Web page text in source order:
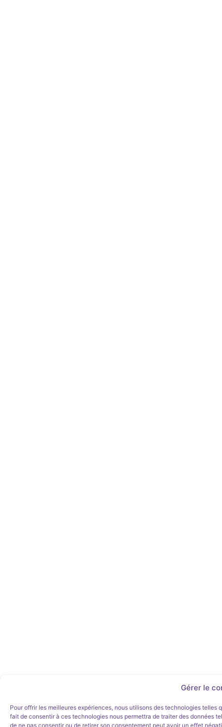
Gérer le
Pour offrir les meilleures expériences, nous utilisons des technologies
fait de consentir à ces technologies nous permettra de traiter des données
de ne pas consentir ou de retirer son consentement peut avoir un effet